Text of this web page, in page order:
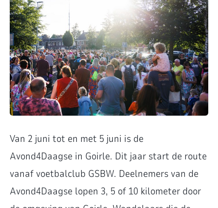
Van 2 juni tot en met 5 juni is de
Avond4Daagse in Goirle. Dit jaar start de route
vanaf voetbalclub GSBW. Deelnemers van de
Avond4Daagse lopen 3, 5 of 10 kilometer door